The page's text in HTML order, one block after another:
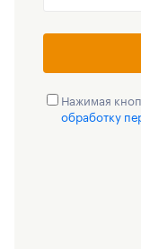
Нажимая
обработку